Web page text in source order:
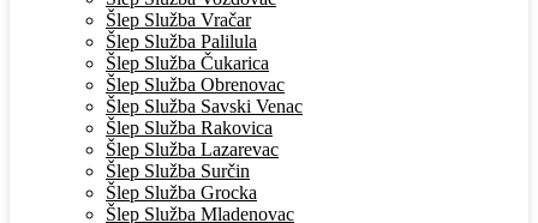
Šlep Služba Vračar
Šlep Služba Palilula
Šlep Služba Čukarica
Šlep Služba Obrenovac
Šlep Služba Savski Venac
Šlep Služba Rakovica
Šlep Služba Lazarevac
Šlep Služba Surčin
Šlep Služba Grocka
Šlep Služba Mladenovac